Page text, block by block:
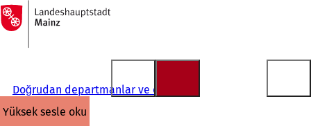
İçeriğe atla
Ana
sayfaya
Doğrudan departmanlar ve ofisler
yüksek sesle oku